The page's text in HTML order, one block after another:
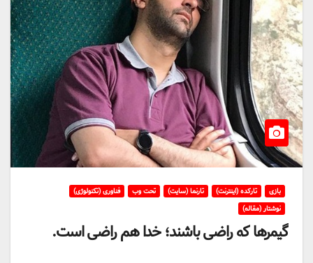
بازی تارکده (اینترنت) تارنما (سایت) تحت وب
فناوری (تکنولوژی)
نوشتار (مقاله)
گیمرها که راضی باشند؛ خدا هم راضی است.